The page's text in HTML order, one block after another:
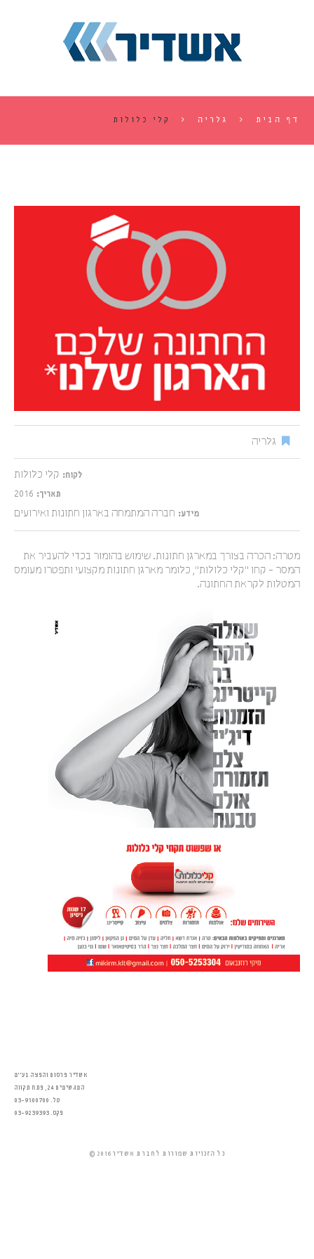
דף הבית גלריה קלי כלולות
גלריה
לקוח: קלי כלולות
תאריך: 2016
מידע: חברה המתמחה בארגון חתונות ואירועים
מטרה: הכרה בצורך במארגן חתונות. שימוש בהומור בכדי להעביר את
המסר - קחו "קלי כלולות", כלומר מארגן חתונות מקצועי ותפטרו מעומס
המטלות לקראת החתונה.
אשדיר פרסום והפצה בע״מ
המגשימים 24, פתח תקווה
טל. 03-9100700
פקס. 03-9239393
© 2016 כל הזכויות שמורות לחברת אשדיר